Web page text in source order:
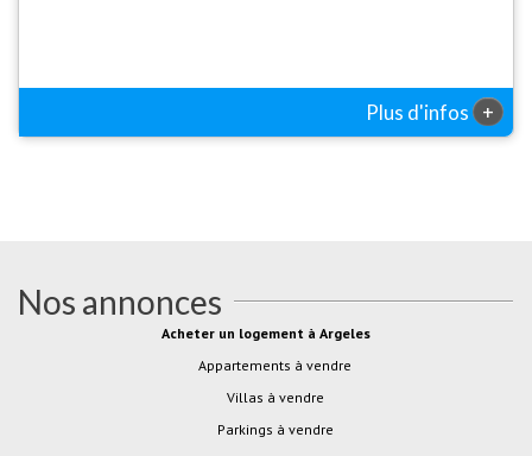
Plus d'infos +
Nos annonces
Acheter un logement à Argeles
Appartements à vendre
Villas à vendre
Parkings à vendre